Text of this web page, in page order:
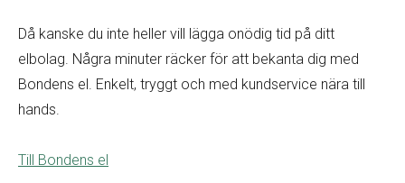
Då kanske du inte heller vill lägga onödig tid på ditt
elbolag. Några minuter räcker för att bekanta dig med
Bondens el. Enkelt, tryggt och med kundservice nära till
hands.
Till Bondens el